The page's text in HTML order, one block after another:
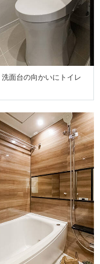
洗面台の向かいにトイレ